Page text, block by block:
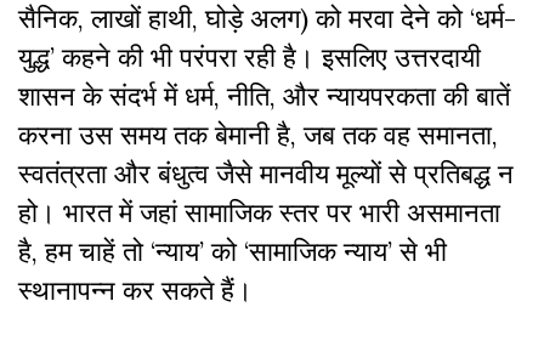
सैनिक, लाखों हाथी, घोड़े अलग) को मरवा देने को ‘धर्म-
युद्ध’ कहने की भी परंपरा रही है। इसलिए उत्तरदायी
शासन के संदर्भ में धर्म, नीति, और न्यायपरकता की बातें
करना उस समय तक बेमानी है, जब तक वह समानता,
स्वतंत्रता और बंधुत्व जैसे मानवीय मूल्यों से प्रतिबद्ध न
हो। भारत में जहां सामाजिक स्तर पर भारी असमानता
है, हम चाहें तो ‘न्याय’ को ‘सामाजिक न्याय’ से भी
स्थानापन्न कर सकते हैं।